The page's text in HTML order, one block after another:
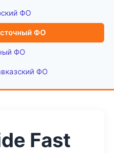
ФО
ФО
ФО
ФО
Fast